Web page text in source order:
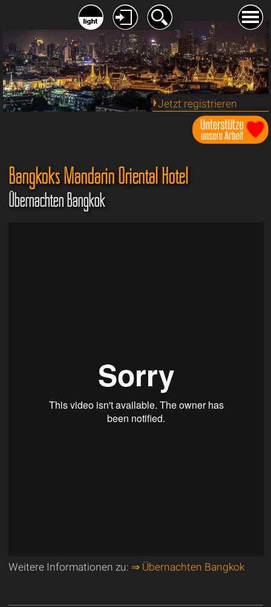
Jetzt registrieren
Bangkoks Mandarin Oriental Hotel
Übernachten Bangkok
Weitere Informationen zu: ⇒ Übernachten Bangkok